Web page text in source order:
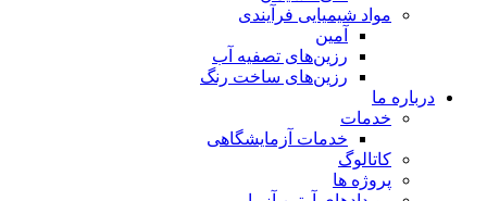
مواد شیمیایی فرآیندی
آمین
رزین‌های تصفیه آب
رزین‌های ساخت رنگ
درباره ما
خدمات
خدمات آزمایشگاهی
کاتالوگ
پروژه ها